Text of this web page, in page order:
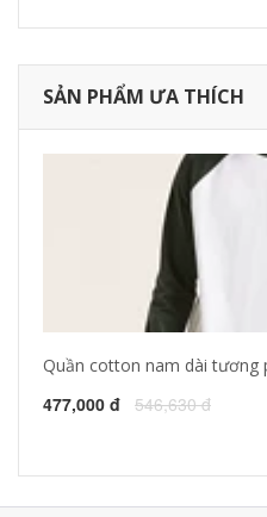
SẢN PHẨM ƯA THÍCH
Quần cotton nam dài tương
477,000 đ 546,630 đ